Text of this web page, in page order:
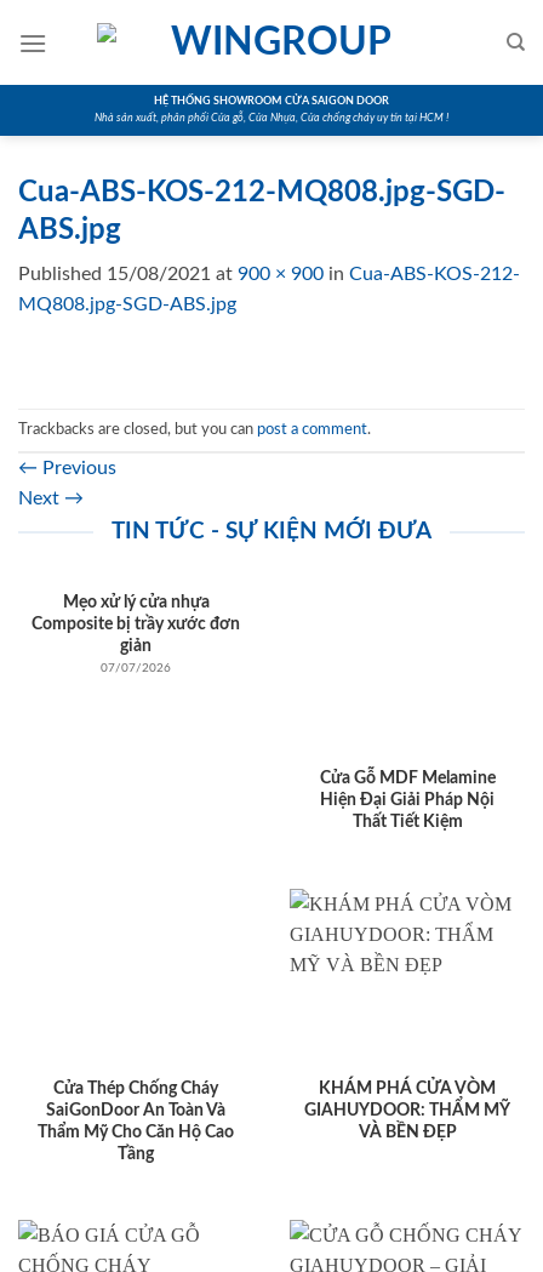
HỆ THỐNG SHOWROOM CỬA SAIGON DOOR
Nhà sản xuất, phân phối Cửa gỗ, Cửa Nhựa, Cửa chống cháy uy tín tại HCM !
Cua-ABS-KOS-212-MQ808.jpg-SGD-
ABS.jpg
Published 15/08/2021 at 900 × 900 in Cua-ABS-KOS-212-
MQ808.jpg-SGD-ABS.jpg
Trackbacks are closed, but you can post a comment.
← Previous
Next →
TIN TỨC - SỰ KIỆN MỚI ĐƯA
Mẹo xử lý cửa nhựa
Composite bị trầy xước đơn
giản
07/07/2026
Cửa Gỗ MDF Melamine
Hiện Đại Giải Pháp Nội
Thất Tiết Kiệm
Cửa Thép Chống Cháy
SaiGonDoor An Toàn Và
Thẩm Mỹ Cho Căn Hộ Cao
Tầng
KHÁM PHÁ CỬA VÒM
GIAHUYDOOR: THẨM MỸ
VÀ BỀN ĐẸP